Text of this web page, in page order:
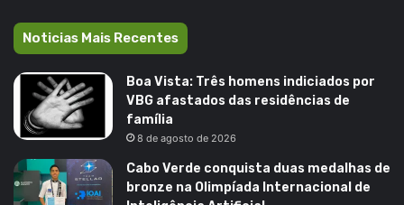
Noticias Mais Recentes
Boa Vista: Três homens indiciados por
VBG afastados das residências de
família
8 de agosto de 2026
Cabo Verde conquista duas medalhas de
bronze na Olimpíada Internacional de